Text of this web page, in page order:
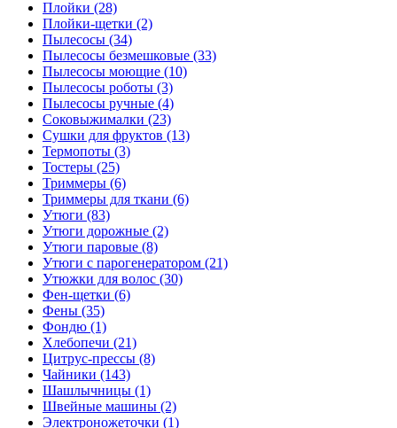
Плойки (28)
Плойки-щетки (2)
Пылесосы (34)
Пылесосы безмешковые (33)
Пылесосы моющие (10)
Пылесосы роботы (3)
Пылесосы ручные (4)
Соковыжималки (23)
Сушки для фруктов (13)
Термопоты (3)
Тостеры (25)
Триммеры (6)
Триммеры для ткани (6)
Утюги (83)
Утюги дорожные (2)
Утюги паровые (8)
Утюги с парогенератором (21)
Утюжки для волос (30)
Фен-щетки (6)
Фены (35)
Фондю (1)
Хлебопечи (21)
Цитрус-прессы (8)
Чайники (143)
Шашлычницы (1)
Швейные машины (2)
Электроножеточки (1)